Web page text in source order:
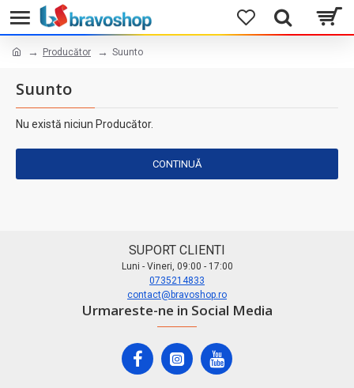
Producător Suunto
Suunto
Nu există niciun Producător.
CONTINUĂ
SUPORT CLIENTI
Luni - Vineri, 09:00 - 17:00
0735214833
contact@bravoshop.ro
Urmareste-ne in Social Media